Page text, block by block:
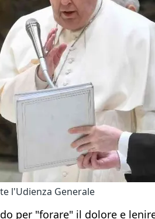
l'Udienza Generale
per "forare" il dolore e